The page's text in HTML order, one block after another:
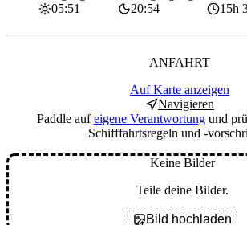
05:51
20:54
15h
ANFAHRT
Auf Karte anzeigen
Navigieren
Paddle aufeigene Verantwortungund
Schifffahrtsregeln und -
Keine Bilder
Teile deine Bilder.
Bild hochladen